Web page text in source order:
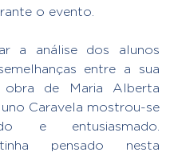
o evento.
a análise dos alunos
entre a sua
de Maria Alberta
Caravela mostrou-se
e entusiasmado.
pensado nesta